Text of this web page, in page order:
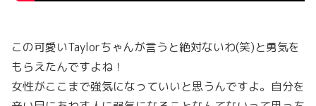
この可愛いTaylorちゃんが言うと絶対ないわ(笑)と勇気を
もらえたんですよね！
女性がここまで強気になっていいと思うんですよ。自分を